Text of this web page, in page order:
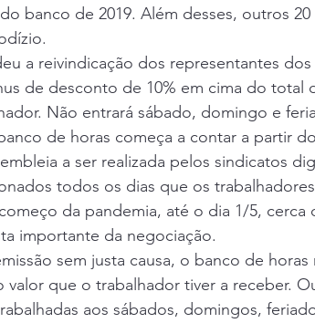
banco de 2019. Além desses, outros
a reivindicação dos representantes
de desconto de 10% em cima do total
Não entrará sábado, domingo e
de horas começa a contar a partir
a ser realizada pelos sindicatos
todos os dias que os
da pandemia, até o dia 1/5, cerca
importante da negociação.
sem justa causa, o banco de horas
valor que o trabalhador tiver a receber.
aos sábados, domingos,